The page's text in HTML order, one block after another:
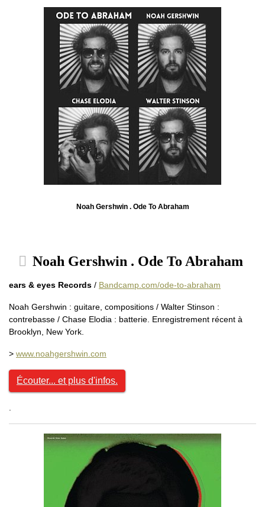
Noah Gershwin . Ode To Abraham
Noah Gershwin . Ode To Abraham
ears & eyes Records / Bandcamp.com/ode-to-abraham
Noah Gershwin : guitare, compositions / Walter Stinson :
contrebasse / Chase Elodia : batterie. Enregistrement récent à
Brooklyn, New York.
> www.noahgershwin.com
Écouter... et plus d'infos.